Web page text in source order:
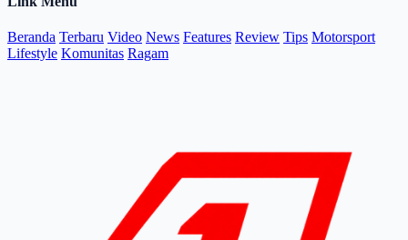
Beranda Terbaru Video News Features Review Tips Motorsport
Lifestyle Komunitas Ragam